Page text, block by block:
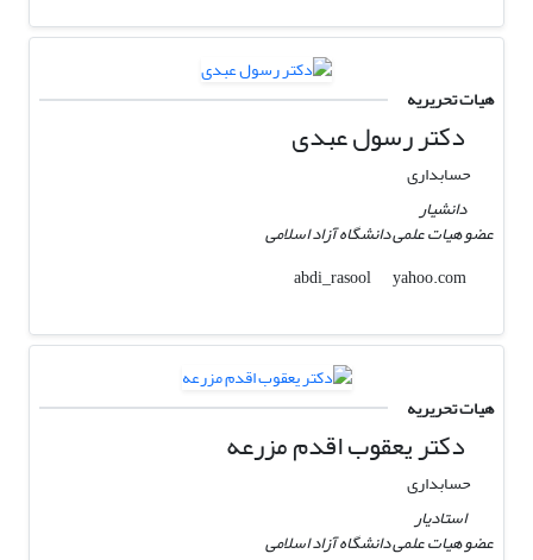
هیات تحریریه
دکتر رسول عبدی
حسابداری
دانشیار
عضو هیات علمی دانشگاه آزاد اسلامی
abdi_rasool
yahoo.com
هیات تحریریه
دکتر یعقوب اقدم مزرعه
حسابداری
استادیار
عضو هیات علمی دانشگاه آزاد اسلامی